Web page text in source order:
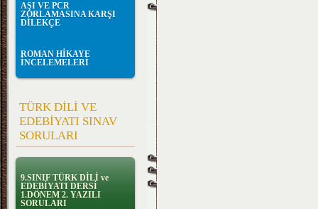
AŞI VE PCR
ZORLAMASINA KARŞI
DİLEKÇE
ROMAN HİKAYE
İNCELEMELERİ
TÜRK DİLİ VE
EDEBİYATI SINAV
SORULARI
9.SINIF TÜRK DİLİ ve
EDEBİYATI DERSİ
1.DÖNEM 2. YAZILI
SORULARI